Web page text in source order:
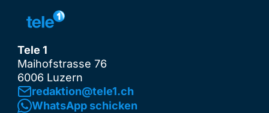
Tele 1
Maihofstrasse 76
6006 Luzern
redaktion@tele1.ch
WhatsApp schicken